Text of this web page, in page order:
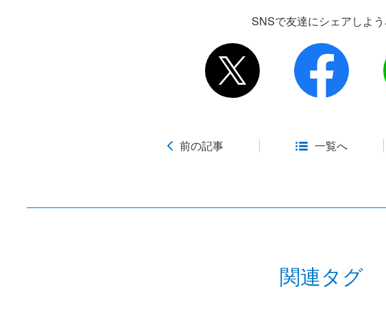
SNSで友達にシェアしよ
前の記事 一覧へ
関連タグ